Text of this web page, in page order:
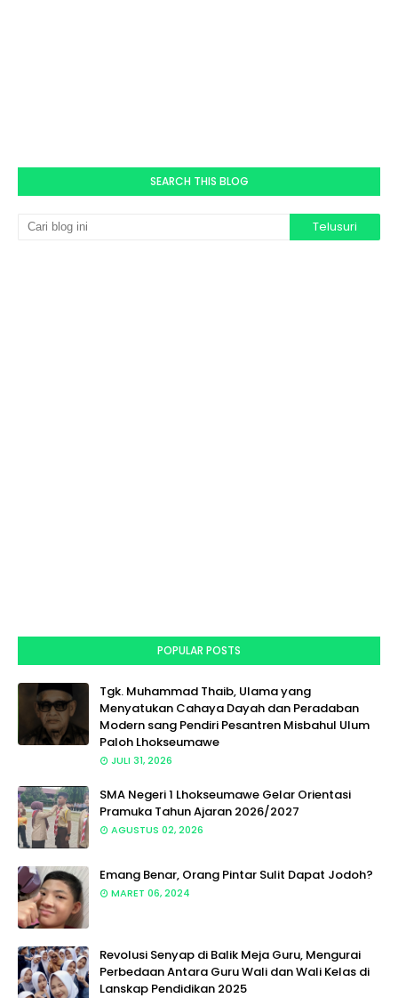
SEARCH THIS BLOG
POPULAR POSTS
Tgk. Muhammad Thaib, Ulama yang
Menyatukan Cahaya Dayah dan Peradaban
Modern sang Pendiri Pesantren Misbahul Ulum
Paloh Lhokseumawe
JULI 31, 2026
SMA Negeri 1 Lhokseumawe Gelar Orientasi
Pramuka Tahun Ajaran 2026/2027
AGUSTUS 02, 2026
Emang Benar, Orang Pintar Sulit Dapat Jodoh?
MARET 06, 2024
Revolusi Senyap di Balik Meja Guru, Mengurai
Perbedaan Antara Guru Wali dan Wali Kelas di
Lanskap Pendidikan 2025